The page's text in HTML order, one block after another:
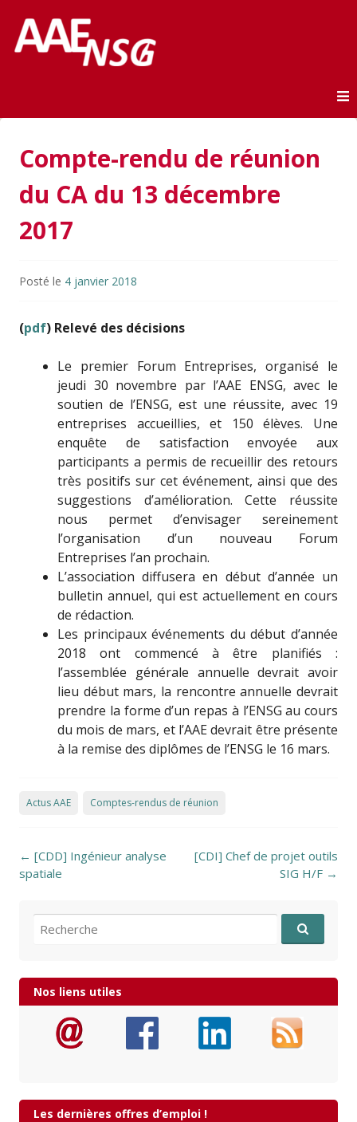
AAE-ENSG
Compte-rendu de réunion
du CA du 13 décembre
2017
Posté le 4 janvier 2018
(pdf) Relevé des décisions
Le premier Forum Entreprises, organisé le
jeudi 30 novembre par l’AAE ENSG, avec le
soutien de l’ENSG, est une réussite, avec 19
entreprises accueillies, et 150 élèves. Une
enquête de satisfaction envoyée aux
participants a permis de recueillir des retours
très positifs sur cet événement, ainsi que des
suggestions d’amélioration. Cette réussite
nous permet d’envisager sereinement
l’organisation d’un nouveau Forum
Entreprises l’an prochain.
L’association diffusera en début d’année un
bulletin annuel, qui est actuellement en cours
de rédaction.
Les principaux événements du début d’année
2018 ont commencé à être planifiés :
l’assemblée générale annuelle devrait avoir
lieu début mars, la rencontre annuelle devrait
prendre la forme d’un repas à l’ENSG au cours
du mois de mars, et l’AAE devrait être présente
à la remise des diplômes de l’ENSG le 16 mars.
Actus AAE Comptes-rendus de réunion
Post navigation
← [CDD] Ingénieur analyse
spatiale
[CDI] Chef de projet outils
SIG H/F →
Recherche pour:
Nos liens utiles
Les dernières offres d’emploi !